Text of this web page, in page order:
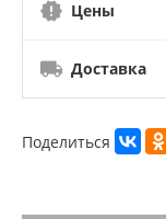
Цены
Доставка
Поделиться